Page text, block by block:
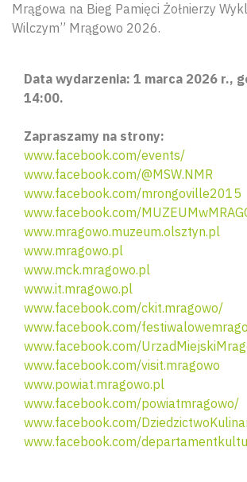
Mrągowa na Bieg Pamięci Żołnierzy
Wilczym” Mrągowo 2026.
Data wydarzenia: 1 marca 2026 r.,
14:00.
Zapraszamy na strony:
www.facebook.com/events/
www.facebook.com/@MSW.NMR
www.facebook.com/mrongoville2015
www.facebook.com/
www.mragowo.muzeum.olsztyn.pl
www.mragowo.pl
www.mck.mragowo.pl
www.it.mragowo.pl
www.facebook.com/ckit.mragowo/
www.facebook.com/
www.facebook.com/
www.facebook.com/visit.mragowo
www.powiat.mragowo.pl
www.facebook.com/powiatmragowo/
www.facebook.com/
www.facebook.com/